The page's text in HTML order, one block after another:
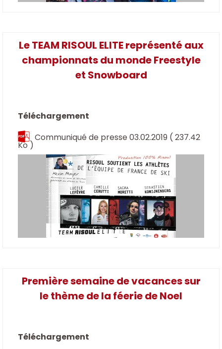
Le TEAM RISOUL ELITE représenté aux
championnats du monde Freestyle
et Snowboard
Téléchargement
Communiqué de presse 03.02.2019 ( 237.42
Ko )
Première semaine de vacances sur
le thème de la féerie de Noel
Téléchargement